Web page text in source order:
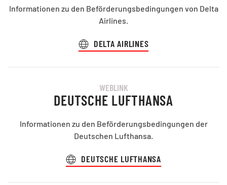
Informationen zu den Beförderungsbedingungen von Delta
Airlines.
DELTA AIRLINES
WEBLINK
DEUTSCHE LUFTHANSA
Informationen zu den Beförderungsbedingungen der
Deutschen Lufthansa.
DEUTSCHE LUFTHANSA